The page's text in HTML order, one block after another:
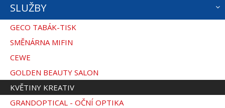
SLUŽBY
GECO TABÁK-TISK
SMĚNÁRNA MIFIN
CEWE
GOLDEN BEAUTY SALON
KVĚTINY KREATIV
GRANDOPTICAL - OČNÍ OPTIKA